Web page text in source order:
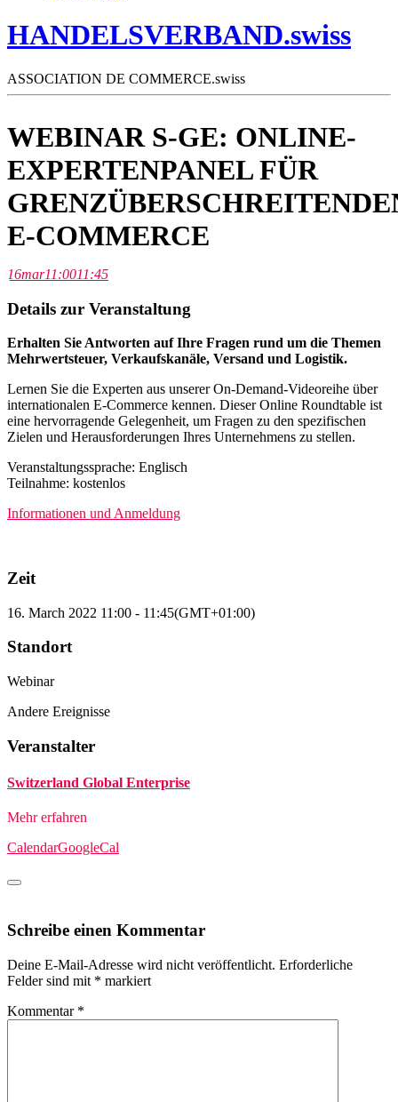
HANDELSVERBAND.swiss
ASSOCIATION DE COMMERCE.swiss
WEBINAR S-GE: ONLINE-
EXPERTENPANEL FÜR
E-COMMERCE
16mar11:0011:45
Details zur Veranstaltung
Erhalten Sie Antworten auf Ihre Fragen rund um die Themen
Mehrwertsteuer, Verkaufskanäle, Versand und Logistik.
Lernen Sie die Experten aus unserer On-Demand-Videoreihe über
internationalen E-Commerce kennen. Dieser Online Roundtable ist
eine hervorragende Gelegenheit, um Fragen zu den spezifischen
Zielen und Herausforderungen Ihres Unternehmens zu stellen.
Veranstaltungssprache: Englisch
Teilnahme: kostenlos
Informationen und Anmeldung
Zeit
16. March 2022 11:00 - 11:45(GMT+01:00)
Standort
Webinar
Andere Ereignisse
Veranstalter
Switzerland Global Enterprise
Mehr erfahren
CalendarGoogleCal
Schreibe einen Kommentar
Deine E-Mail-Adresse wird nicht veröffentlicht. Erforderliche
Felder sind mit * markiert
Kommentar *